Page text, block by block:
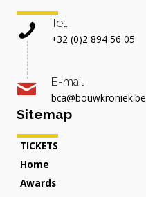
Tel.
+32 (0)2 894 56 05
E-mail
bca@bouwkroniek.be
Sitemap
TICKETS
Home
Awards